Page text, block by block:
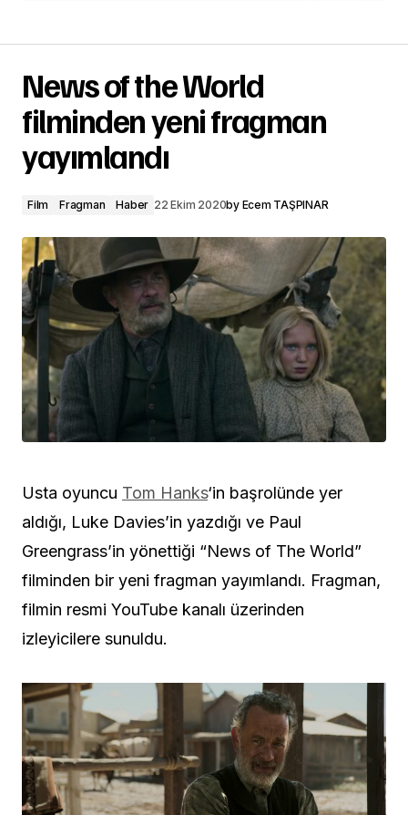
News of the World
filminden yeni fragman
yayımlandı
Film Fragman Haber 22 Ekim 2020by Ecem TAŞPINAR
Usta oyuncu Tom Hanks‘in başrolünde yer
aldığı, Luke Davies’in yazdığı ve Paul
Greengrass’in yönettiği “News of The World”
filminden bir yeni fragman yayımlandı. Fragman,
filmin resmi YouTube kanalı üzerinden
izleyicilere sunuldu.